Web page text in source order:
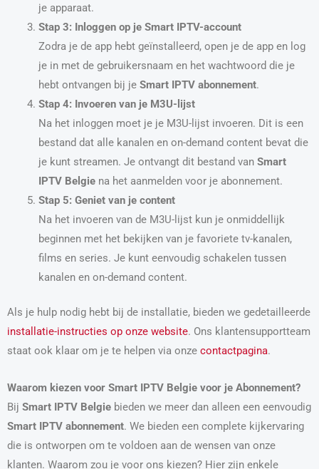
je apparaat.
Stap 3: Inloggen op je Smart IPTV-account
Zodra je de app hebt geïnstalleerd, open je de app en log
je in met de gebruikersnaam en het wachtwoord die je
hebt ontvangen bij je Smart IPTV abonnement.
Stap 4: Invoeren van je M3U-lijst
Na het inloggen moet je je M3U-lijst invoeren. Dit is een
bestand dat alle kanalen en on-demand content bevat die
je kunt streamen. Je ontvangt dit bestand van Smart
IPTV Belgiena het aanmelden voor je abonnement.
Stap 5: Geniet van je content
Na het invoeren van de M3U-lijst kun je onmiddellijk
beginnen met het bekijken van je favoriete tv-kanalen,
films en series. Je kunt eenvoudig schakelen tussen
kanalen en on-demand content.
Als je hulp nodig hebt bij de installatie, bieden we gedetailleerde
installatie-instructies op onze website. Ons klantensupportteam
staat ook klaar om je te helpen via onze contactpagina.
Waarom kiezen voor Smart IPTV Belgie voor je Abonnement?
Bij Smart IPTV Belgie bieden we meer dan alleen een eenvoudig
Smart IPTV abonnement. We bieden een complete kijkervaring
die is ontworpen om te voldoen aan de wensen van onze
klanten. Waarom zou je voor ons kiezen? Hier zijn enkele